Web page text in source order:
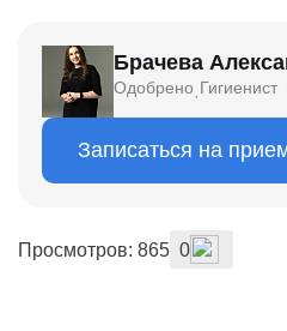
Брачева
Одобрено·Гигиенист
Записаться на
Просмотров: 865 0